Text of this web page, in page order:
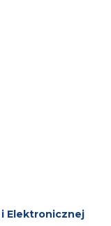
i Elektronicznej